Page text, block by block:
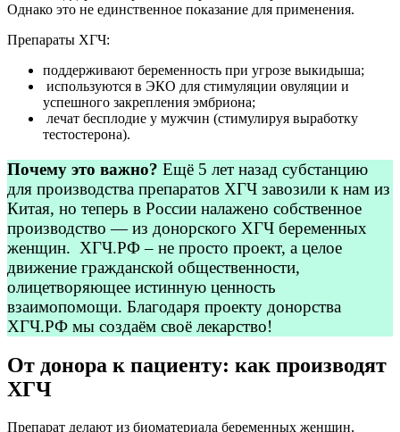
Однако это не единственное показание для применения.
Препараты ХГЧ:
поддерживают беременность при угрозе выкидыша;
используются в ЭКО для стимуляции овуляции и
успешного закрепления эмбриона;
лечат бесплодие у мужчин (стимулируя выработку
тестостерона).
Почему это важно? Ещё 5 лет назад субстанцию
для производства препаратов ХГЧ завозили к нам из
Китая, но теперь в России налажено собственное
производство — из донорского ХГЧ беременных
женщин. ХГЧ.РФ – не просто проект, а целое
движение гражданской общественности,
олицетворяющее истинную ценность
взаимопомощи. Благодаря проекту донорства
ХГЧ.РФ мы создаём своё лекарство!
От донора к пациенту: как производят
ХГЧ
Препарат делают из биоматериала беременных женщин,